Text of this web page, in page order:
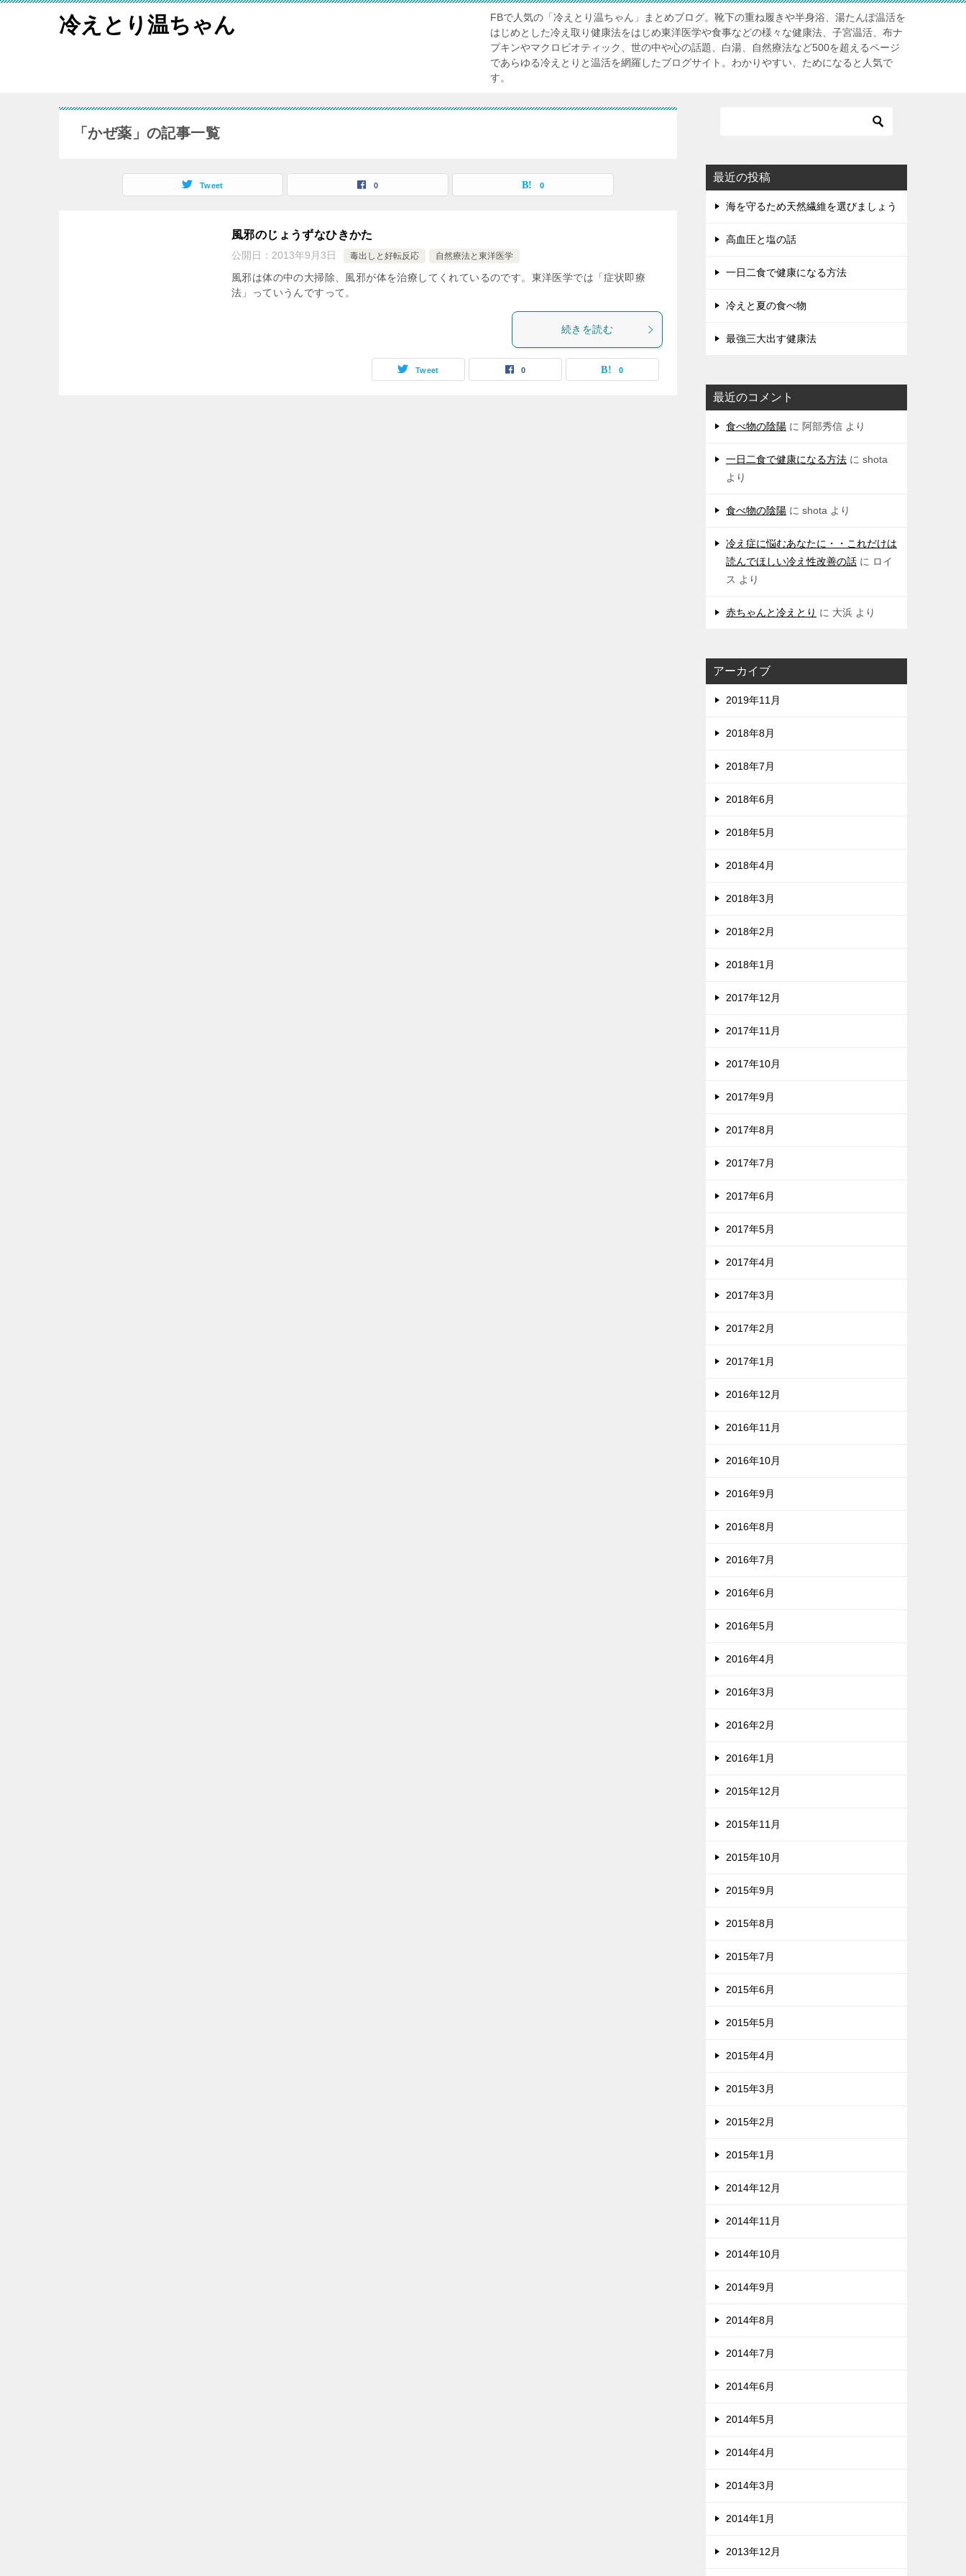
冷えとり温ちゃん
FBで人気の「冷えとり温ちゃん」まとめブログ。靴下の重ね履きや半身浴、湯たんぽ温活を
はじめとした冷え取り健康法をはじめ東洋医学や食事などの様々な健康法、子宮温活、布ナ
プキンやマクロビオティック、世の中や心の話題、白湯、自然療法など500を超えるページ
であらゆる冷えとりと温活を網羅したブログサイト。わかりやすい、ためになると人気で
す。
「かぜ薬」の記事一覧
Tweet 0 0
風邪のじょうずなひきかた
公開日： 2013年9月3日 毒出しと好転反応 自然療法と東洋医学
風邪は体の中の大掃除、風邪が体を治療してくれているのです。東洋医学では「症状即療
法」っていうんですって。
続きを読む
Tweet 0 0
最近の投稿
海を守るため天然繊維を選びましょう
高血圧と塩の話
一日二食で健康になる方法
冷えと夏の食べ物
最強三大出す健康法
最近のコメント
食べ物の陰陽 に 阿部秀信 より
一日二食で健康になる方法 に shota
より
食べ物の陰陽 に shota より
冷え症に悩むあなたに・・これだけは
読んでほしい冷え性改善の話 に ロイ
ス より
赤ちゃんと冷えとり に 大浜 より
アーカイブ
2019年11月
2018年8月
2018年7月
2018年6月
2018年5月
2018年4月
2018年3月
2018年2月
2018年1月
2017年12月
2017年11月
2017年10月
2017年9月
2017年8月
2017年7月
2017年6月
2017年5月
2017年4月
2017年3月
2017年2月
2017年1月
2016年12月
2016年11月
2016年10月
2016年9月
2016年8月
2016年7月
2016年6月
2016年5月
2016年4月
2016年3月
2016年2月
2016年1月
2015年12月
2015年11月
2015年10月
2015年9月
2015年8月
2015年7月
2015年6月
2015年5月
2015年4月
2015年3月
2015年2月
2015年1月
2014年12月
2014年11月
2014年10月
2014年9月
2014年8月
2014年7月
2014年6月
2014年5月
2014年4月
2014年3月
2014年1月
2013年12月